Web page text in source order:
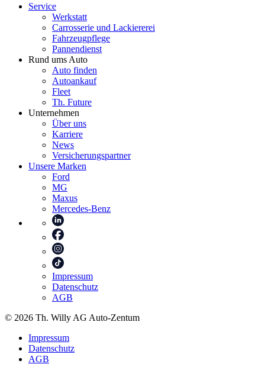
Service
Werkstatt
Carrosserie und Lackiererei
Fahrzeugpflege
Pannendienst
Rund ums Auto
Auto finden
Autoankauf
Fleet
Th. Future
Unternehmen
Über uns
Karriere
News
Versicherungspartner
Unsere Marken
Ford
MG
Maxus
Mercedes-Benz
Impressum
Datenschutz
AGB
© 2026 Th. Willy AG Auto-Zentum
Impressum
Datenschutz
AGB